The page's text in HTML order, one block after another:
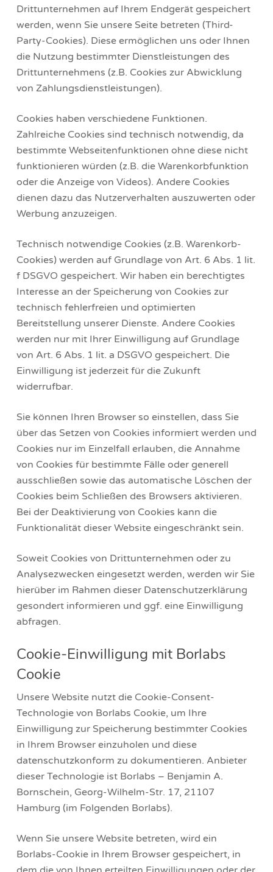
Drittunternehmen auf Ihrem Endgerät gespeichert
werden, wenn Sie unsere Seite betreten (Third-
Party-Cookies). Diese ermöglichen uns oder Ihnen
die Nutzung bestimmter Dienstleistungen des
Drittunternehmens (z.B. Cookies zur Abwicklung
von Zahlungsdienstleistungen).
Cookies haben verschiedene Funktionen.
Zahlreiche Cookies sind technisch notwendig, da
bestimmte Webseitenfunktionen ohne diese nicht
funktionieren würden (z.B. die Warenkorbfunktion
oder die Anzeige von Videos). Andere Cookies
dienen dazu das Nutzerverhalten auszuwerten oder
Werbung anzuzeigen.
Technisch notwendige Cookies (z.B. Warenkorb-
Cookies) werden auf Grundlage von Art. 6 Abs. 1 lit.
f DSGVO gespeichert. Wir haben ein berechtigtes
Interesse an der Speicherung von Cookies zur
technisch fehlerfreien und optimierten
Bereitstellung unserer Dienste. Andere Cookies
werden nur mit Ihrer Einwilligung auf Grundlage
von Art. 6 Abs. 1 lit. a DSGVO gespeichert. Die
Einwilligung ist jederzeit für die Zukunft
widerrufbar.
Sie können Ihren Browser so einstellen, dass Sie
über das Setzen von Cookies informiert werden und
Cookies nur im Einzelfall erlauben, die Annahme
von Cookies für bestimmte Fälle oder generell
ausschließen sowie das automatische Löschen der
Cookies beim Schließen des Browsers aktivieren.
Bei der Deaktivierung von Cookies kann die
Funktionalität dieser Website eingeschränkt sein.
Soweit Cookies von Drittunternehmen oder zu
Analysezwecken eingesetzt werden, werden wir Sie
hierüber im Rahmen dieser Datenschutzerklärung
gesondert informieren und ggf. eine Einwilligung
abfragen.
Cookie-Einwilligung mit Borlabs
Cookie
Unsere Website nutzt die Cookie-Consent-
Technologie von Borlabs Cookie, um Ihre
Einwilligung zur Speicherung bestimmter Cookies
in Ihrem Browser einzuholen und diese
datenschutzkonform zu dokumentieren. Anbieter
dieser Technologie ist Borlabs – Benjamin A.
Bornschein, Georg-Wilhelm-Str. 17, 21107
Hamburg (im Folgenden Borlabs).
Wenn Sie unsere Website betreten, wird ein
Borlabs-Cookie in Ihrem Browser gespeichert, in